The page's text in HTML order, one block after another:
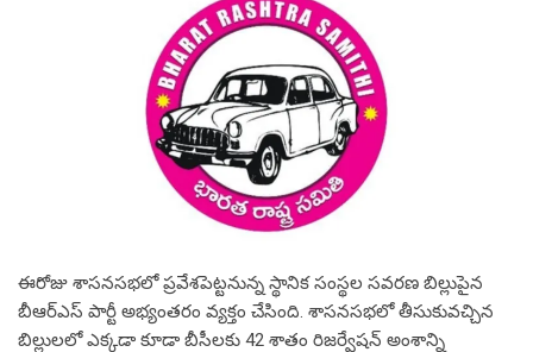
ఈరోజు శాసనసభలో ప్రవేశపెట్టనున్న స్థానిక సంస్థల సవరణ బిల్లుపైన
బీఆర్ఎస్ పార్టీ అభ్యంతరం వ్యక్తం చేసింది. శాసనసభలో తీసుకువచ్చిన
బిల్లులలో ఎక్కడా కూడా బీసీలకు 42 శాతం రిజర్వేషన్ అంశాన్ని